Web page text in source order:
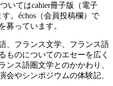
いてはcahier冊子版（電子
。échos（会員投稿欄）で
募っています。
フランス文学、フランス語
ものについてのエセーを広く
ンス語圏文学とのかかわり、
会やシンポジウムの体験記、